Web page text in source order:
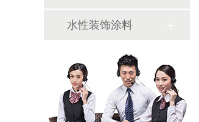
水性装饰涂料